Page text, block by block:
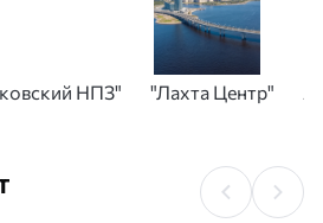
НПЗ" "Лахта Центр"